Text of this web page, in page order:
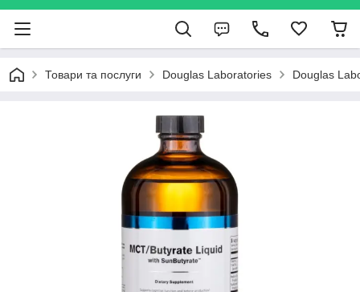
Товари та послуги Douglas Laboratories Douglas